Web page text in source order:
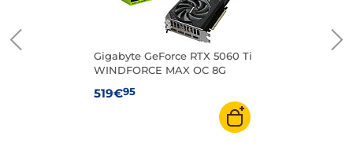
Gigabyte GeForce RTX 5060 Ti
WINDFORCE MAX OC 8G
519€95